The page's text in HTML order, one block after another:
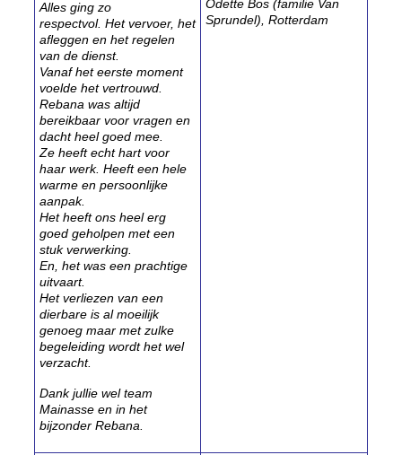
Alles ging zo
respectvol. Het vervoer, het
afleggen en het regelen
van de dienst.
Vanaf het eerste moment
voelde het vertrouwd.
Rebana was altijd
bereikbaar voor vragen en
dacht heel goed mee.
Ze heeft echt hart voor
haar werk. Heeft een hele
warme en persoonlijke
aanpak.
Het heeft ons heel erg
goed geholpen met een
stuk verwerking.
En, het was een prachtige
uitvaart.
Het verliezen van een
dierbare is al moeilijk
genoeg maar met zulke
begeleiding wordt het wel
verzacht.
Dank jullie wel team
Mainasse en in het
bijzonder Rebana.
Odette Bos (familie Van
Sprundel), Rotterdam